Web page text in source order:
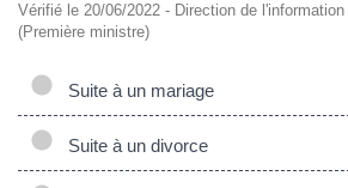
Vérifié le 20/06/2022 - Direction de
(Première ministre)
Suite à un mariage
Suite à un divorce